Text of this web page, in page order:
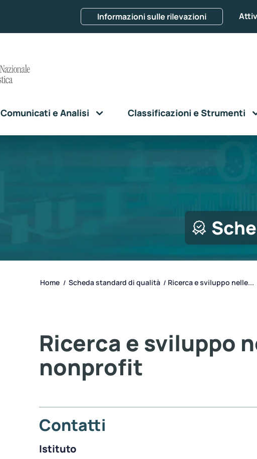
Informazioni sulle rilevazioni
Comunicati e Analisi Classificazioni e Strumenti
Home / Scheda standard di qualità / Ricerca e sviluppo nelle...
Ricerca e sviluppo
nonprofit
Contatti
Istituto